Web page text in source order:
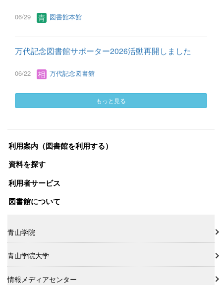
06/29 図書館本館
万代記念図書館サポーター2026活動再開しました
06/22 万代記念図書館
もっと見る
利用案内（図書館を利用する）
資料を探す
利用者サービス
図書館について
青山学院
青山学院大学
情報メディアセンター